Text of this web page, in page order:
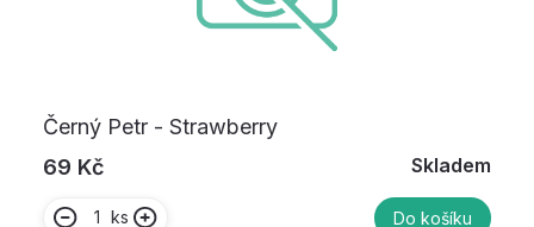
Černý Petr - Strawberry
69 Kč
Skladem
ks Do košíku